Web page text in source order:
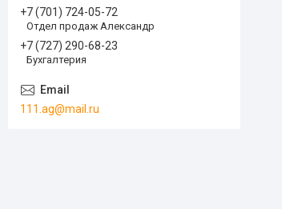
+7 (701) 724-05-72
Отдел продаж Александр
+7 (727) 290-68-23
Бухгалтерия
111.ag@mail.ru